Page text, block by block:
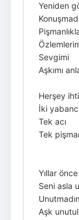
Yeniden
Sevgimi
Aşkımı
Herşey
İki
Tek acı
Tek
Yıllar
Seni asla
Aşk